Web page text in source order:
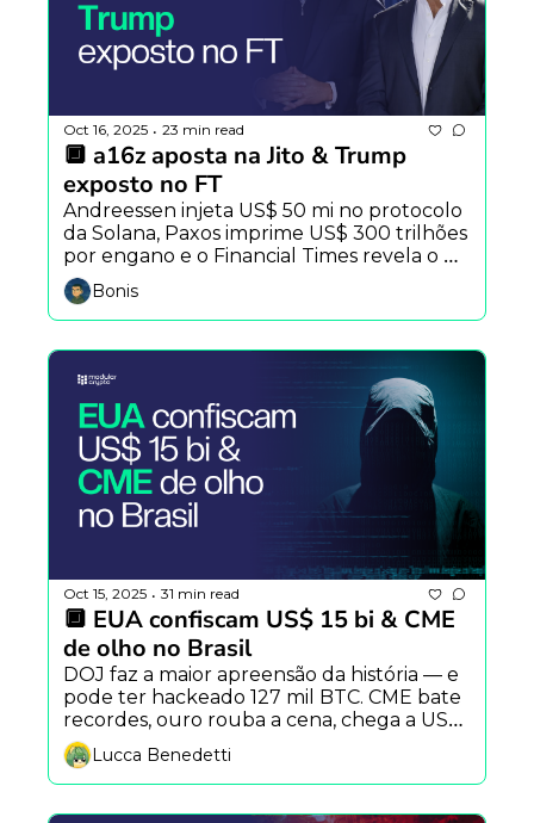
Oct 16, 2025 • 23 min read
🔲 a16z aposta na Jito & Trump
exposto no FT
Andreessen injeta US$ 50 mi no protocolo
da Solana, Paxos imprime US$ 300 trilhões
por engano e o Financial Times revela o
império bilionário cripto da família Trump.
Baleias realizam lucro com 300 mil BTC
vendidos e Jito entrega mais que APY.
Bonis
Oct 15, 2025 • 31 min read
🔲 EUA confiscam US$ 15 bi & CME
de olho no Brasil
DOJ faz a maior apreensão da história — e
pode ter hackeado 127 mil BTC. CME bate
recordes, ouro rouba a cena, chega a US$
4.200 impulsonado pelos bancos centrais.
Mercado em reconstrução — e se o
melhor jeito de acumular bitcoin não fosse
o HODL?
Lucca Benedetti